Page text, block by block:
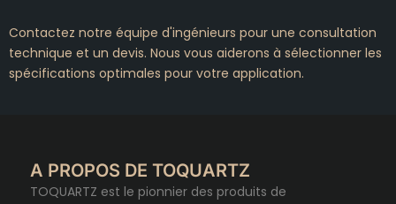
Contactez notre équipe d'ingénieurs pour une consultation
technique et un devis. Nous vous aiderons à sélectionner les
spécifications optimales pour votre application.
A PROPOS DE TOQUARTZ
TOQUARTZ est le pionnier des produits de